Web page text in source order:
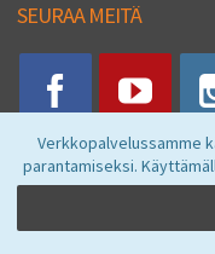
Verkkopalvelussamme
parantamiseksi.
SEURAA MEITÄ
Vkstore © 2026